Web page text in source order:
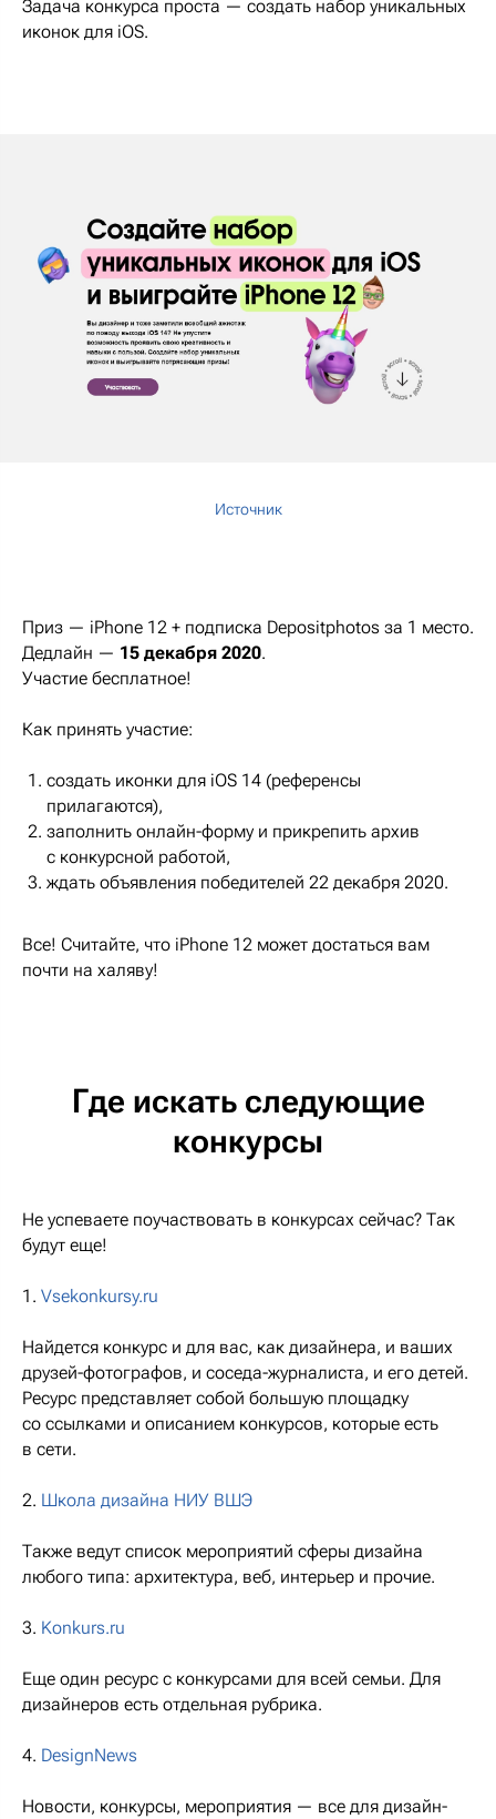
Задача конкурса проста — создать набор уникальных
иконок для iOS.
Источник
Приз — iPhone 12 + подписка Depositphotos за 1 место.
Дедлайн — 15 декабря 2020.
Участие бесплатное!
Как принять участие:
создать иконки для iOS 14 (референсы
прилагаются),
заполнить онлайн-форму и прикрепить архив
с конкурсной работой,
ждать объявления победителей 22 декабря 2020.
Все! Считайте, что iPhone 12 может достаться вам
почти на халяву!
Где искать следующие
конкурсы
Не успеваете поучаствовать в конкурсах сейчас? Так
будут еще!
1. Vsekonkursy.ru
Найдется конкурс и для вас, как дизайнера, и ваших
друзей-фотографов, и соседа-журналиста, и его детей.
Ресурс представляет собой большую площадку
со ссылками и описанием конкурсов, которые есть
в сети.
2. Школа дизайна НИУ ВШЭ
Также ведут список мероприятий сферы дизайна
любого типа: архитектура, веб, интерьер и прочие.
3. Konkurs.ru
Еще один ресурс с конкурсами для всей семьи. Для
дизайнеров есть отдельная рубрика.
4. DesignNews
Новости, конкурсы, мероприятия — все для дизайн-